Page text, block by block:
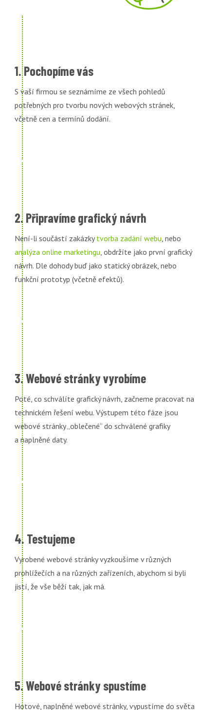
1. Pochopíme vás
S vaší firmou se seznámíme ze všech pohledů
potřebných pro tvorbu nových webových stránek,
včetně cen a termínů dodání.
2. Připravíme grafický návrh
Není-li součástí zakázkytvorba zadání webu, nebo
analýza online marketingu, obdržíte jako první grafický
návrh. Dle dohody buď jako statický obrázek, nebo
funkční prototyp (včetně efektů).
3. Webové stránky vyrobíme
Poté, co schválíte grafický návrh, začneme pracovat na
technickém řešení webu. Výstupem této fáze jsou
webové stránky „oblečené“ do schválené grafiky
a naplněné daty.
4. Testujeme
Vyrobené webové stránky vyzkoušíme v různých
prohlížečích a na různých zařízeních, abychom si byli
jistí, že vše běží tak, jak má.
5. Webové stránky spustíme
Hotové, naplněné webové stránky, vypustíme do světa